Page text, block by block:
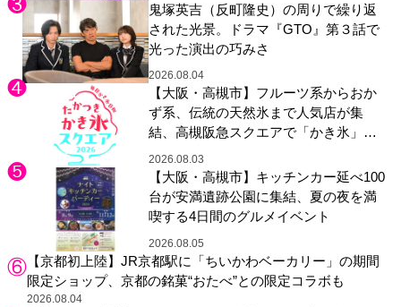
鬼塚英吉（反町隆史）の周りで繰り返
された光景。ドラマ『GTO』第３話で
光った演出の巧みさ
2026.08.04
【大阪・高槻市】フルーツ系からおか
ず系、伝統の天然氷まで人気店が集
結、高槻阪急スクエアで「かき氷」祭
り
2026.08.03
【大阪・高槻市】キッチンカー延べ100
台が安満遺跡公園に集結、夏の夜を満
喫する4日間のグルメイベント
2026.08.05
【京都初上陸】JR京都駅に「ちいかわベーカリー」の期間
限定ショップ、京都の銘菓“おたべ”との限定コラボも
2026.08.04